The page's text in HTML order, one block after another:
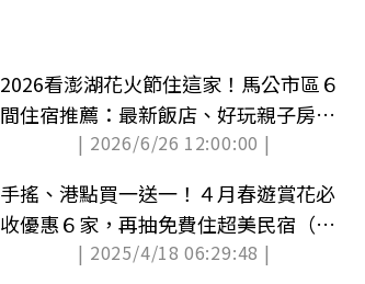
2026看澎湖花火節住這家！馬公市區６
間住宿推薦：最新飯店、好玩親子房民
| 2026/6/26 12:00:00 |
手搖、港點買一送一！４月春遊賞花必
收優惠６家，再抽免費住超美民宿（中
| 2025/4/18 06:29:48 |